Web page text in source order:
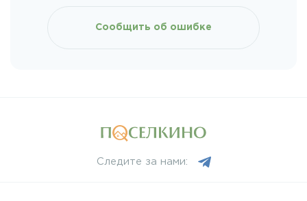
Сообщить об ошибке
Следите за нами: